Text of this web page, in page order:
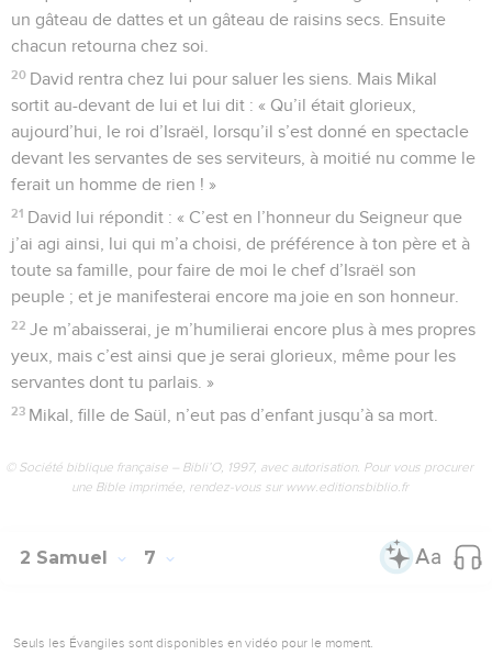
un gâteau de dattes et un gâteau de raisins secs. Ensuite
chacun retourna chez soi.
20 David rentra chez lui pour saluer les siens. Mais Mikal
sortit au-devant de lui et lui dit : « Qu’il était glorieux,
aujourd’hui, le roi d’Israël, lorsqu’il s’est donné en spectacle
devant les servantes de ses serviteurs, à moitié nu comme le
ferait un homme de rien ! »
21 David lui répondit : « C’est en l’honneur du Seigneur que
j’ai agi ainsi, lui qui m’a choisi, de préférence à ton père et à
toute sa famille, pour faire de moi le chef d’Israël son
peuple ; et je manifesterai encore ma joie en son honneur.
22 Je m’abaisserai, je m’humilierai encore plus à mes propres
yeux, mais c’est ainsi que je serai glorieux, même pour les
servantes dont tu parlais. »
23 Mikal, fille de Saül, n’eut pas d’enfant jusqu’à sa mort.
© Société biblique française – Bibli’O, 1997, avec autorisation. Pour vous procurer
une Bible imprimée, rendez-vous sur www.editionsbiblio.fr
2 Samuel 7
Seuls les Évangiles sont disponibles en vidéo pour le moment.